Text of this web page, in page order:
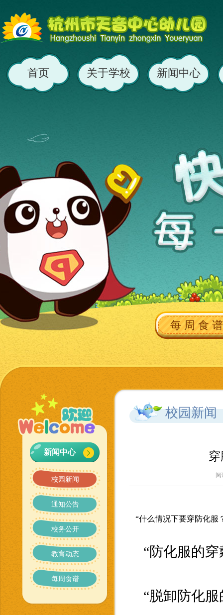
首页 关于学校 新闻中心
每 周 食 谱
新闻中心
校园新闻
通知公告
校务公开
教育动态
每周食谱
校园新闻
阅
“什么情况下要穿防化服
“防化服的
“脱卸防化